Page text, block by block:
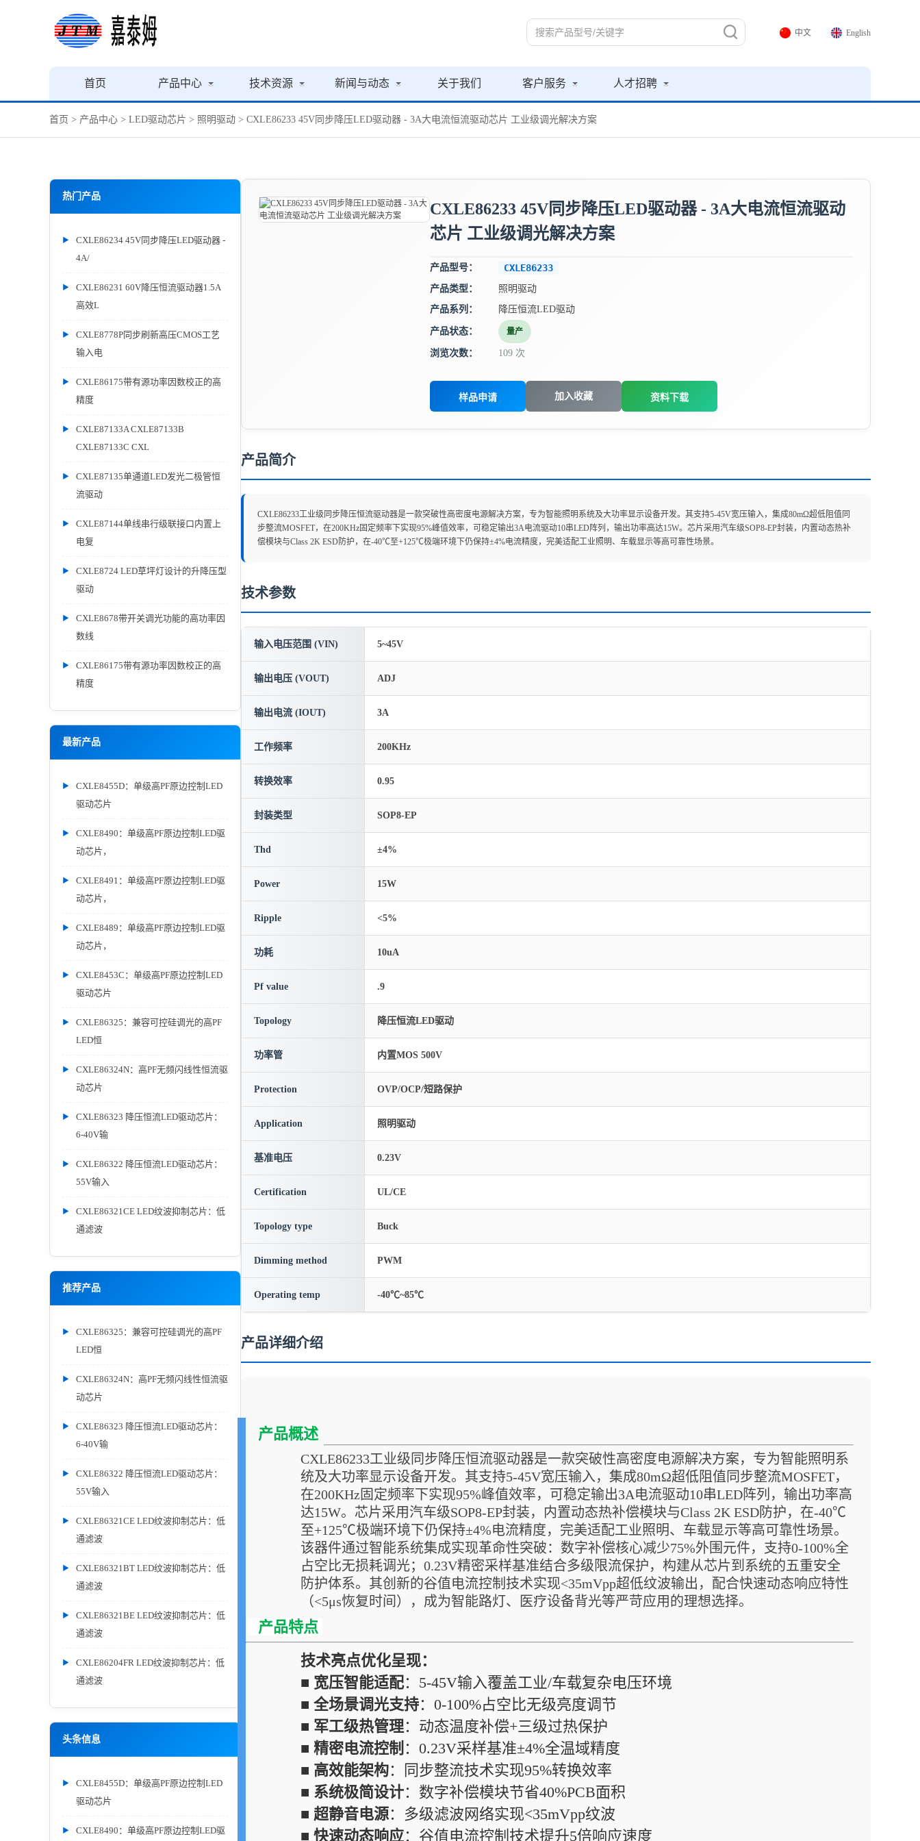
中文 English
首页 产品中心 技术资源 新闻与动态 关于我们 客户服务 人才招聘
首页 > 产品中心 > LED驱动芯片 > 照明驱动 > CXLE86233 45V同步降压LED驱动器 - 3A大电流恒流驱动芯片 工业级调光解决方案
热门产品
CXLE86234 45V同步降压LED驱动器 -
4A/
CXLE86231 60V降压恒流驱动器1.5A
高效L
CXLE8778P同步刷新高压CMOS工艺
输入电
CXLE86175带有源功率因数校正的高
精度
CXLE87133A CXLE87133B
CXLE87133C CXL
CXLE87135单通道LED发光二极管恒
流驱动
CXLE87144单线串行级联接口内置上
电复
CXLE8724 LED草坪灯设计的升降压型
驱动
CXLE8678带开关调光功能的高功率因
数线
CXLE86175带有源功率因数校正的高
精度
最新产品
CXLE8455D：单级高PF原边控制LED
驱动芯片
CXLE8490：单级高PF原边控制LED驱
动芯片，
CXLE8491：单级高PF原边控制LED驱
动芯片，
CXLE8489：单级高PF原边控制LED驱
动芯片，
CXLE8453C：单级高PF原边控制LED
驱动芯片
CXLE86325：兼容可控硅调光的高PF
LED恒
CXLE86324N：高PF无频闪线性恒流驱
动芯片
CXLE86323 降压恒流LED驱动芯片：
6-40V输
CXLE86322 降压恒流LED驱动芯片：
55V输入
CXLE86321CE LED纹波抑制芯片：低
通滤波
推荐产品
CXLE86325：兼容可控硅调光的高PF
LED恒
CXLE86324N：高PF无频闪线性恒流驱
动芯片
CXLE86323 降压恒流LED驱动芯片：
6-40V输
CXLE86322 降压恒流LED驱动芯片：
55V输入
CXLE86321CE LED纹波抑制芯片：低
通滤波
CXLE86321BT LED纹波抑制芯片：低
通滤波
CXLE86321BE LED纹波抑制芯片：低
通滤波
CXLE86204FR LED纹波抑制芯片：低
通滤波
头条信息
CXLE8455D：单级高PF原边控制LED
驱动芯片
CXLE8490：单级高PF原边控制LED驱
CXLE86233 45V同步降压LED驱动器 - 3A大电流恒流驱动
芯片 工业级调光解决方案
产品型号： CXLE86233
产品类型：
照明驱动
产品系列：
降压恒流LED驱动
产品状态： 量产
浏览次数： 109 次
样品申请 加入收藏 资料下载
产品简介
CXLE86233工业级同步降压恒流驱动器是一款突破性高密度电源解决方案，专为智能照明系统及大功率显示设备开发。其支持5-45V宽压输入，集成80mΩ超低阻值同
步整流MOSFET，在200KHz固定频率下实现95%峰值效率，可稳定输出3A电流驱动10串LED阵列，输出功率高达15W。芯片采用汽车级SOP8-EP封装，内置动态热补
偿模块与Class 2K ESD防护，在-40℃至+125℃极端环境下仍保持±4%电流精度，完美适配工业照明、车载显示等高可靠性场景。
技术参数
输入电压范围 (VIN) 5~45V
输出电压 (VOUT) ADJ
输出电流 (IOUT) 3A
工作频率 200KHz
转换效率 0.95
封装类型 SOP8-EP
Thd ±4%
Power 15W
Ripple <5%
功耗 10uA
Pf value .9
Topology 降压恒流LED驱动
功率管 内置MOS 500V
Protection OVP/OCP/短路保护
Application 照明驱动
基准电压 0.23V
Certification UL/CE
Topology type Buck
Dimming method PWM
Operating temp -40℃~85℃
产品详细介绍
产品概述
CXLE86233工业级同步降压恒流驱动器是一款突破性高密度电源解决方案，专为智能照明系
统及大功率显示设备开发。其支持5-45V宽压输入，集成80mΩ超低阻值同步整流MOSFET，
在200KHz固定频率下实现95%峰值效率，可稳定输出3A电流驱动10串LED阵列，输出功率高
达15W。芯片采用汽车级SOP8-EP封装，内置动态热补偿模块与Class 2K ESD防护，在-40℃
至+125℃极端环境下仍保持±4%电流精度，完美适配工业照明、车载显示等高可靠性场景。
该器件通过智能系统集成实现革命性突破：数字补偿核心减少75%外围元件，支持0-100%全
占空比无损耗调光；0.23V精密采样基准结合多级限流保护，构建从芯片到系统的五重安全
防护体系。其创新的谷值电流控制技术实现<35mVpp超低纹波输出，配合快速动态响应特性
（<5μs恢复时间），成为智能路灯、医疗设备背光等严苛应用的理想选择。
产品特点
技术亮点优化呈现：
■ 宽压智能适配：5-45V输入覆盖工业/车载复杂电压环境
■ 全场景调光支持：0-100%占空比无级亮度调节
■ 军工级热管理：动态温度补偿+三级过热保护
■ 精密电流控制 ：0.23V采样基准±4%全温域精度
■ 高效能架构：同步整流技术实现95%转换效率
■ 系统极简设计：数字补偿模块节省40%PCB面积
■ 超静音电源：多级滤波网络实现<35mVpp纹波
■ 快速动态响应：谷值电流控制技术提升5倍响应速度